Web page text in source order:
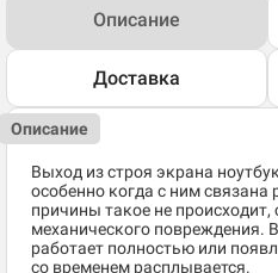
Описание
Доставка
Описание
Выход из строя экрана
особенно когда с ним связана
причины такое не происходит,
механического повреждения.
работает полностью или
со временем расплывается.